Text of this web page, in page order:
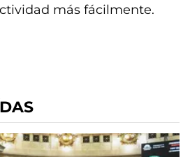
más fácilmente.